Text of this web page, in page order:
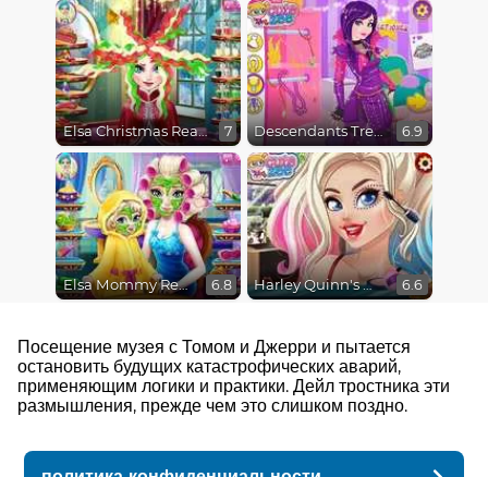
Elsa Christmas Real Haircuts 7 Descendants Trendsetters 6.9
Elsa Mommy Real Makeover 6.8 Harley Quinn's Modern Makeover 6.6
Посещение музея с Томом и Джерри и пытается
остановить будущих катастрофических аварий,
применяющим логики и практики. Дейл тростника эти
размышления, прежде чем это слишком поздно.